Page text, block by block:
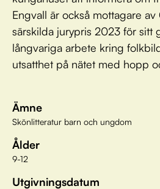
Engvall är också mottagare
särskilda jurypris 2023 för sitt
långvariga arbete kring
utsatthet på nätet med hopp
Ämne
Skönlitteratur barn och ungdom
Ålder
9-12
Utgivningsdatum